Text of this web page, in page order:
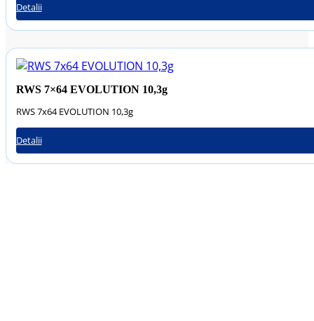
Detalii
RWS 7×64 EVOLUTION 10,3g
RWS 7x64 EVOLUTION 10,3g
Detalii